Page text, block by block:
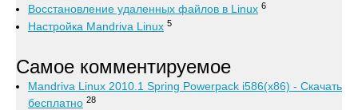
Восстановление удаленных файлов в Linux 6
Настройка Mandriva Linux 5
Самое комментируемое
Mandriva Linux 2010.1 Spring Powerpack i586(x86) - Скачать
бесплатно 28